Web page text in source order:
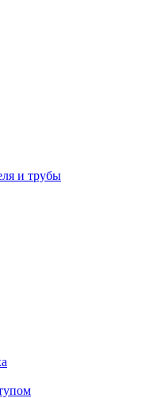
и трубы